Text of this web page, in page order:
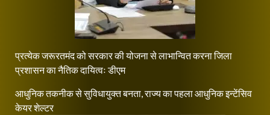
प्रत्येक जरूरतमंद को सरकार की योजना से लाभान्वित करना जिला
प्रशासन का नैतिक दायित्वः डीएम
आधुनिक तकनीक से सुविधायुक्त बनता, राज्य का पहला आधुनिक इन्टेंसिव
केयर शेल्टर